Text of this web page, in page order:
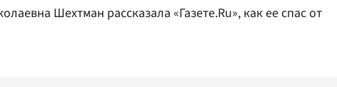
Шехтман рассказала «Газете.Ru», как ее спас от